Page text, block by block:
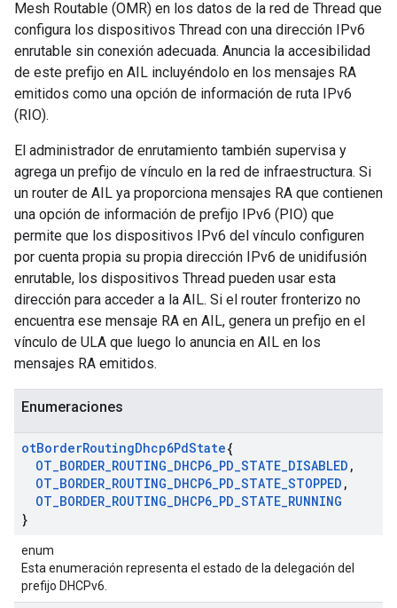
Mesh Routable (OMR) en los datos de la red de Thread que
configura los dispositivos Thread con una dirección IPv6
enrutable sin conexión adecuada. Anuncia la accesibilidad
de este prefijo en AIL incluyéndolo en los mensajes RA
emitidos como una opción de información de ruta IPv6
(RIO).
El administrador de enrutamiento también supervisa y
agrega un prefijo de vínculo en la red de infraestructura. Si
un router de AIL ya proporciona mensajes RA que contienen
una opción de información de prefijo IPv6 (PIO) que
permite que los dispositivos IPv6 del vínculo configuren
por cuenta propia su propia dirección IPv6 de unidifusión
enrutable, los dispositivos Thread pueden usar esta
dirección para acceder a la AIL. Si el router fronterizo no
encuentra ese mensaje RA en AIL, genera un prefijo en el
vínculo de ULA que luego lo anuncia en AIL en los
mensajes RA emitidos.
Enumeraciones
otBorderRoutingDhcp6PdState{
OT_BORDER_ROUTING_DHCP6_PD_STATE_DISABLED ,
OT_BORDER_ROUTING_DHCP6_PD_STATE_STOPPED ,
OT_BORDER_ROUTING_DHCP6_PD_STATE_RUNNING
}
enum
Esta enumeración representa el estado de la delegación del
prefijo DHCPv6.